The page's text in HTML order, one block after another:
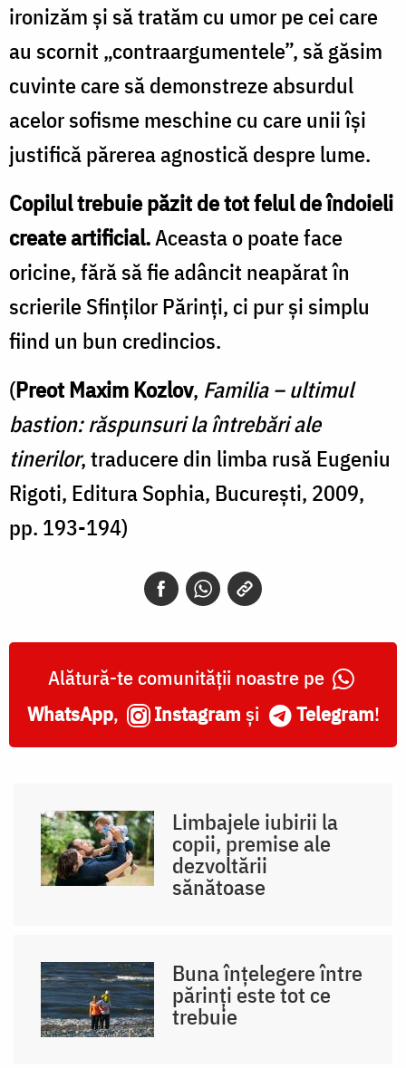
ironizăm şi să tratăm cu umor pe cei care
au scornit „contraargumentele”, să găsim
cuvinte care să demonstreze absurdul
acelor sofisme meschine cu care unii îşi
justifică părerea agnostică despre lume.
Copilul trebuie păzit de tot felul de îndoieli
create artificial.Aceasta o poate face
oricine, fără să fie adâncit neapărat în
scrierile Sfinţilor Părinţi, ci pur şi simplu
fiind un bun credincios.
(Preot Maxim Kozlov, Familia – ultimul
bastion: răspunsuri la întrebări ale
tinerilor, traducere din limba rusă Eugeniu
Rigoti, Editura Sophia, București, 2009,
pp. 193-194)
Alătură-te comunității noastre pe
WhatsApp, Instagram și Telegram!
Limbajele iubirii la
copii, premise ale
dezvoltării
sănătoase
Buna înțelegere între
părinți este tot ce
trebuie